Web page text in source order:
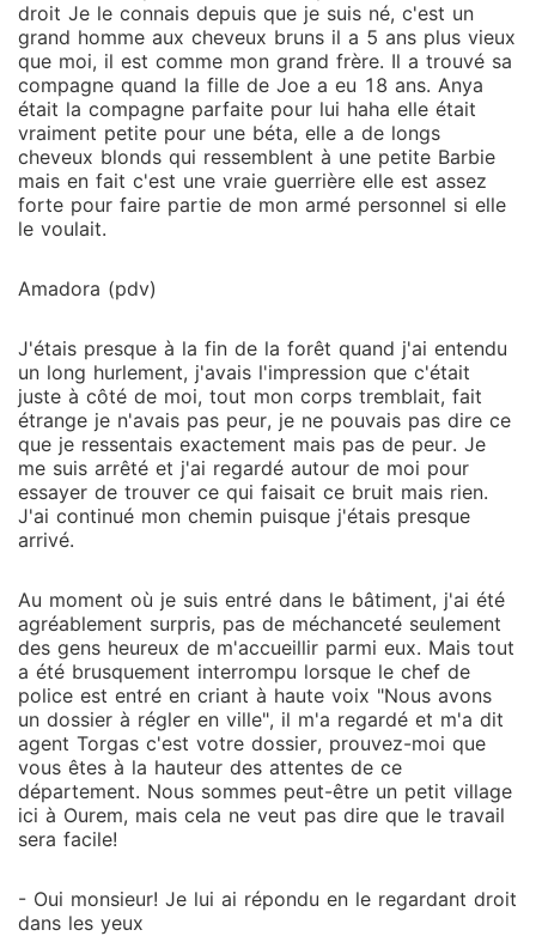
droit Je le connais depuis que je suis né, c'est un
grand homme aux cheveux bruns il a 5 ans plus vieux
que moi, il est comme mon grand frère. Il a trouvé sa
compagne quand la fille de Joe a eu 18 ans. Anya
était la compagne parfaite pour lui haha elle était
vraiment petite pour une béta, elle a de longs
cheveux blonds qui ressemblent à une petite Barbie
mais en fait c'est une vraie guerrière elle est assez
forte pour faire partie de mon armé personnel si elle
le voulait.
Amadora (pdv)
J'étais presque à la fin de la forêt quand j'ai entendu
un long hurlement, j'avais l'impression que c'était
juste à côté de moi, tout mon corps tremblait, fait
étrange je n'avais pas peur, je ne pouvais pas dire ce
que je ressentais exactement mais pas de peur. Je
me suis arrêté et j'ai regardé autour de moi pour
essayer de trouver ce qui faisait ce bruit mais rien.
J'ai continué mon chemin puisque j'étais presque
arrivé.
Au moment où je suis entré dans le bâtiment, j'ai été
agréablement surpris, pas de méchanceté seulement
des gens heureux de m'accueillir parmi eux. Mais tout
a été brusquement interrompu lorsque le chef de
police est entré en criant à haute voix "Nous avons
un dossier à régler en ville", il m'a regardé et m'a dit
agent Torgas c'est votre dossier, prouvez-moi que
vous êtes à la hauteur des attentes de ce
département. Nous sommes peut-être un petit village
ici à Ourem, mais cela ne veut pas dire que le travail
sera facile!
- Oui monsieur! Je lui ai répondu en le regardant droit
dans les yeux